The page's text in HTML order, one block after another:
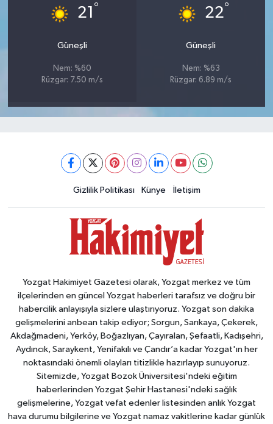
21 °
Güneşli
Nem: %60
Rüzgar: 7.50 m/s
22°
Güneşli
Nem: %63
Rüzgar: 6.89 m/s
Gizlilik Politikası Künye İletişim
Yozgat Hakimiyet Gazetesi olarak, Yozgat merkez ve tüm
ilçelerinden en güncel Yozgat haberleri tarafsız ve doğru bir
habercilik anlayışıyla sizlere ulaştırıyoruz. Yozgat son dakika
gelişmelerini anbean takip ediyor; Sorgun, Sarıkaya, Çekerek,
Akdağmadeni, Yerköy, Boğazlıyan, Çayıralan, Şefaatli, Kadışehri,
Aydıncık, Saraykent, Yenifakılı ve Çandır’a kadar Yozgat'ın her
noktasındaki önemli olayları titizlikle hazırlayıp sunuyoruz.
Sitemizde, Yozgat Bozok Üniversitesi'ndeki eğitim
haberlerinden Yozgat Şehir Hastanesi'ndeki sağlık
gelişmelerine, Yozgat vefat edenler listesinden anlık Yozgat
hava durumu bilgilerine ve Yozgat namaz vakitlerine kadar günlük